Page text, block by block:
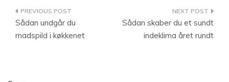
Indlægsnavigation
Sådan undgår du
madspild i køkkenet
Sådan skaber du et sundt
indeklima året rundt